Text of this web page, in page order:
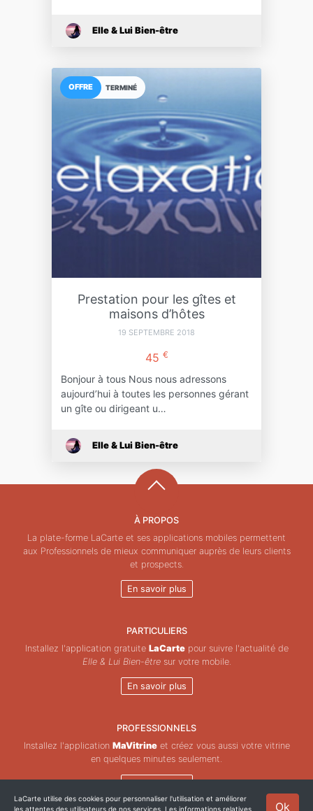
Elle & Lui Bien-être
TERMINÉ
OFFRE
Prestation pour les gîtes et
maisons d’hôtes
19 SEPTEMBRE 2018
45 €
Bonjour à tous Nous nous adressons
aujourd’hui à toutes les personnes gérant
un gîte ou dirigeant u…
Elle & Lui Bien-être
À PROPOS
La plate-forme LaCarte et ses applications mobiles permettent
aux Professionnels de mieux communiquer auprès de leurs clients
et prospects.
En savoir plus
PARTICULIERS
Installez l'application gratuite LaCartepour suivre l'actualité de
Elle & Lui Bien-êtresur votre mobile.
En savoir plus
PROFESSIONNELS
Installez l'application MaVitrineet créez vous aussi votre vitrine
en quelques minutes seulement.
En savoir plus
Ok
LaCarte utilise des cookies pour personnaliser l'utilisation et améliorer
les attentes des utilisateurs de nos services. Les informations relatives